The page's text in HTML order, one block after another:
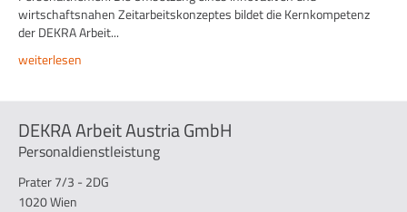
wirtschaftsnahen Zeitarbeitskonzeptes bildet die Kernkompetenz
der DEKRA Arbeit...
weiterlesen
DEKRA Arbeit Austria GmbH
Personaldienstleistung
Prater 7/3 - 2DG
1020 Wien